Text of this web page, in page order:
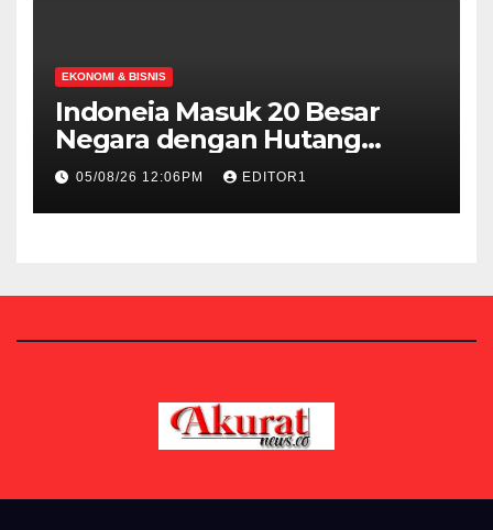
EKONOMI & BISNIS
Indoneia Masuk 20 Besar
Negara dengan Hutang
Pemerintah Terbesar 2026
05/08/26 12:06PM EDITOR1